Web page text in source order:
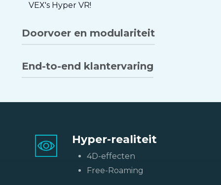
VEX's Hyper VR!
Doorvoer en modulariteit
Maximaal 6 spelerstegelijkertijd een
ervaring kunnen delen. De attractie is
End-to-end klantervaring
e-mails
Laat de data het werk doen via
onzegeautomatiseerde
marketingtools.
Hyper-realiteit
4D-effecten
Free-Roaming